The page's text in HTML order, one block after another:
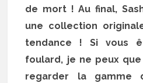
de mort ! Au final,
une collection
tendance ! Si vous
foulard, je ne peux
regarder la gamme